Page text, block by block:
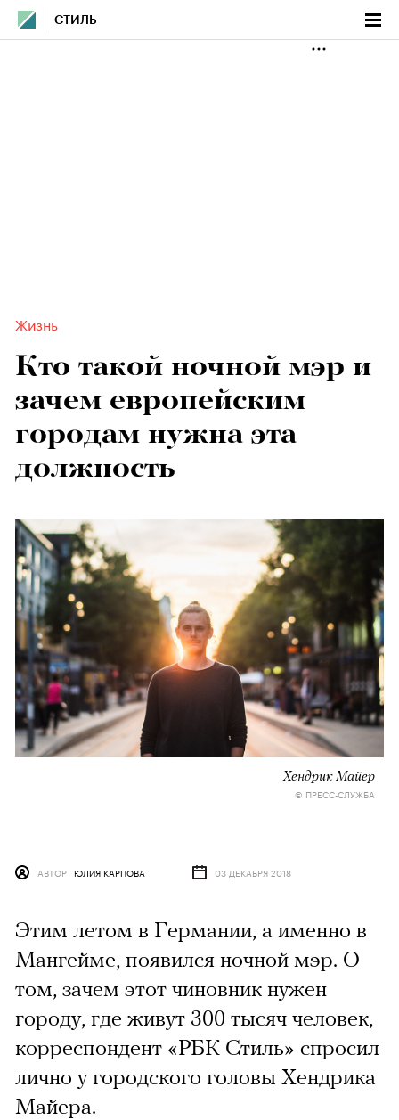
СТИЛЬ
Жизнь
Кто такой ночной мэр и
зачем европейским
городам нужна эта
должность
Хендрик Майер
© ПРЕСС-СЛУЖБА
АВТОР ЮЛИЯ КАРПОВА 03 ДЕКАБРЯ 2018
Этим летом в Германии, а именно в
Мангейме, появился ночной мэр. О
том, зачем этот чиновник нужен
городу, где живут 300 тысяч человек,
корреспондент «РБК Стиль» спросил
лично у городского головы Хендрика
Майера.